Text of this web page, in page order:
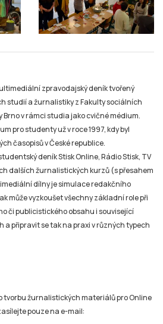
zpravodajský deník tvořený
studií a žurnalistiky z Fakulty sociálních
v rámci studia jako cvičné médium.
pro studenty už v roce 1997, kdy byl
časopisů v České republice.
deník Stisk Online, Rádio Stisk, TV
dalších žurnalistických kurzů (s přesahem
dílny je simulace redakčního
může vyzkoušet všechny základní role při
či publicistického obsahu i související
a připravit se tak na praxi v různých typech
tvorbu žurnalistických materiálů pro Online
pouze na e-mail: